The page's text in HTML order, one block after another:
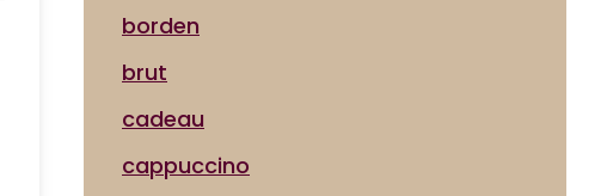
borden
brut
cadeau
cappuccino